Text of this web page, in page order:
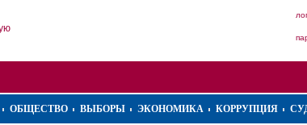
ОБЩЕСТВО ВЫБОРЫ ЭКОНОМИКА КОРРУПЦИЯ